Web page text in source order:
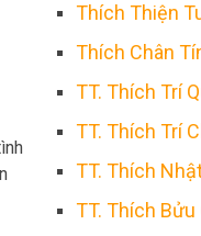
Thích Thiện
Thích Chân
TT. Thích Trí
TT. Thích Trí
TT. Thích
TT. Thích Bửu